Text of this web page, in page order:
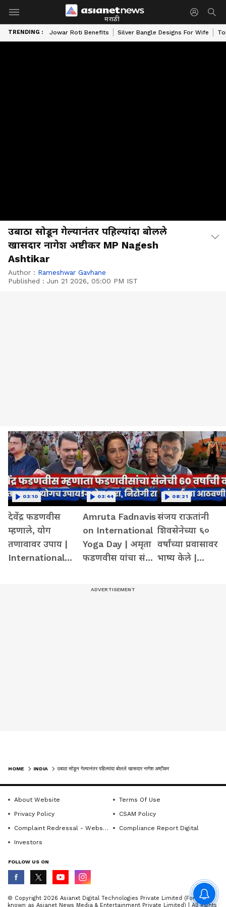
मराठी
TRENDING : Jowar Roti Benefits Silver Bangle Designs For Wife
उबाठा सोडून गेल्यानंतर पहिल्यांदा बोलले
खासदार नागेश अष्टीकर MP Nagesh
Ashtikar
Author : Rameshwar Gavhane
Published : Jun 21 2026, 05:00 PM IST
देवेंद्र फडणवीस
म्हणाले, योग
तणावावर उपाय |
International
03:10
Amruta Fadnavis
on International
Yoga Day | अमृता
फडणवीस यांचा संदेश
03:44
संजय राऊतांनी
शिवसेनेच्या ६०
वर्षांच्या प्रवासावर
भाष्य केले |
08:21
HOME INDIA
About Website
Terms Of Use
Privacy Policy
CSAM Policy
Complaint Redressal - Website
Compliance Report Digital
Investors
FOLLOW US ON
© Copyright 2026 Asianxt Digital Technologies Private Limited (Formerly
known as Asianet News Media & Entertainment Private Limited) | All Rights